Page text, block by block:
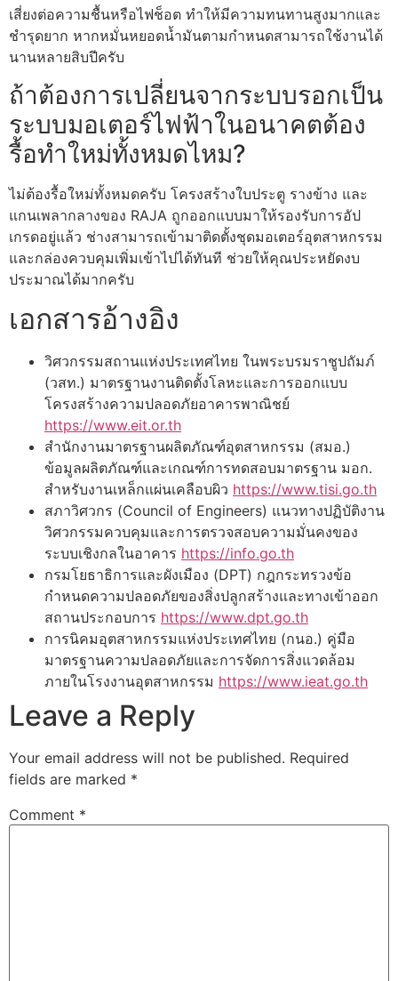
เสี่ยงต่อความชื้นหรือไฟช็อต ทำให้มีความทนทานสูงมากและ
ชำรุดยาก หากหมั่นหยอดน้ำมันตามกำหนดสามารถใช้งานได้
นานหลายสิบปีครับ
ถ้าต้องการเปลี่ยนจากระบบรอกเป็น
ระบบมอเตอร์ไฟฟ้าในอนาคตต้อง
รื้อทำใหม่ทั้งหมดไหม?
ไม่ต้องรื้อใหม่ทั้งหมดครับ โครงสร้างใบประตู รางข้าง และ
แกนเพลากลางของ RAJA ถูกออกแบบมาให้รองรับการอัป
เกรดอยู่แล้ว ช่างสามารถเข้ามาติดตั้งชุดมอเตอร์อุตสาหกรรม
และกล่องควบคุมเพิ่มเข้าไปได้ทันที ช่วยให้คุณประหยัดงบ
ประมาณได้มากครับ
เอกสารอ้างอิง
วิศวกรรมสถานแห่งประเทศไทย ในพระบรมราชูปถัมภ์
(วสท.) มาตรฐานงานติดตั้งโลหะและการออกแบบ
โครงสร้างความปลอดภัยอาคารพาณิชย์
https://www.eit.or.th
สำนักงานมาตรฐานผลิตภัณฑ์อุตสาหกรรม (สมอ.)
ข้อมูลผลิตภัณฑ์และเกณฑ์การทดสอบมาตรฐาน มอก.
สำหรับงานเหล็กแผ่นเคลือบผิว https://www.tisi.go.th
สภาวิศวกร (Council of Engineers) แนวทางปฏิบัติงาน
วิศวกรรมควบคุมและการตรวจสอบความมั่นคงของ
ระบบเชิงกลในอาคาร https://info.go.th
กรมโยธาธิการและผังเมือง (DPT) กฎกระทรวงข้อ
กำหนดความปลอดภัยของสิ่งปลูกสร้างและทางเข้าออก
สถานประกอบการ https://www.dpt.go.th
การนิคมอุตสาหกรรมแห่งประเทศไทย (กนอ.) คู่มือ
มาตรฐานความปลอดภัยและการจัดการสิ่งแวดล้อม
ภายในโรงงานอุตสาหกรรม https://www.ieat.go.th
Leave a Reply
Your email address will not be published. Required
fields are marked *
Comment *